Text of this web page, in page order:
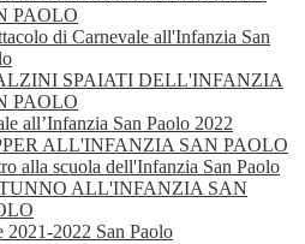
PAOLO
di Carnevale all'Infanzia San
SPAIATI DELL'INFANZIA
PAOLO
all’Infanzia San Paolo 2022
ALL'INFANZIA SAN PAOLO
alla scuola dell'Infanzia San Paolo
ALL'INFANZIA SAN
2021-2022 San Paolo